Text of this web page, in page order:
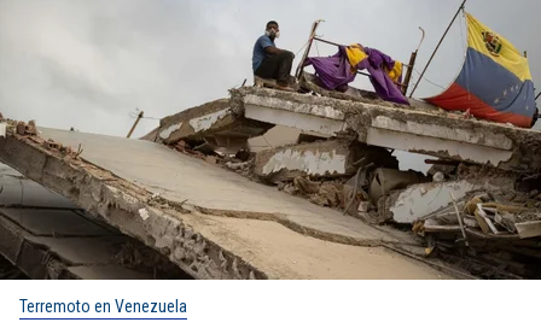
Terremoto en Venezuela